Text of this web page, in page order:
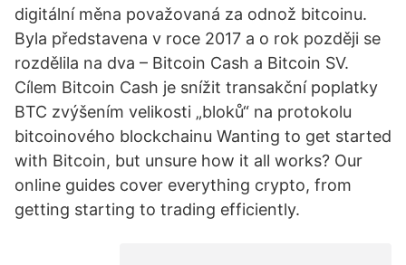
digitální měna považovaná za odnož bitcoinu.
Byla představena v roce 2017 a o rok později se
rozdělila na dva – Bitcoin Cash a Bitcoin SV.
Cílem Bitcoin Cash je snížit transakční poplatky
BTC zvýšením velikosti „bloků“ na protokolu
bitcoinového blockchainu Wanting to get started
with Bitcoin, but unsure how it all works? Our
online guides cover everything crypto, from
getting starting to trading efficiently.